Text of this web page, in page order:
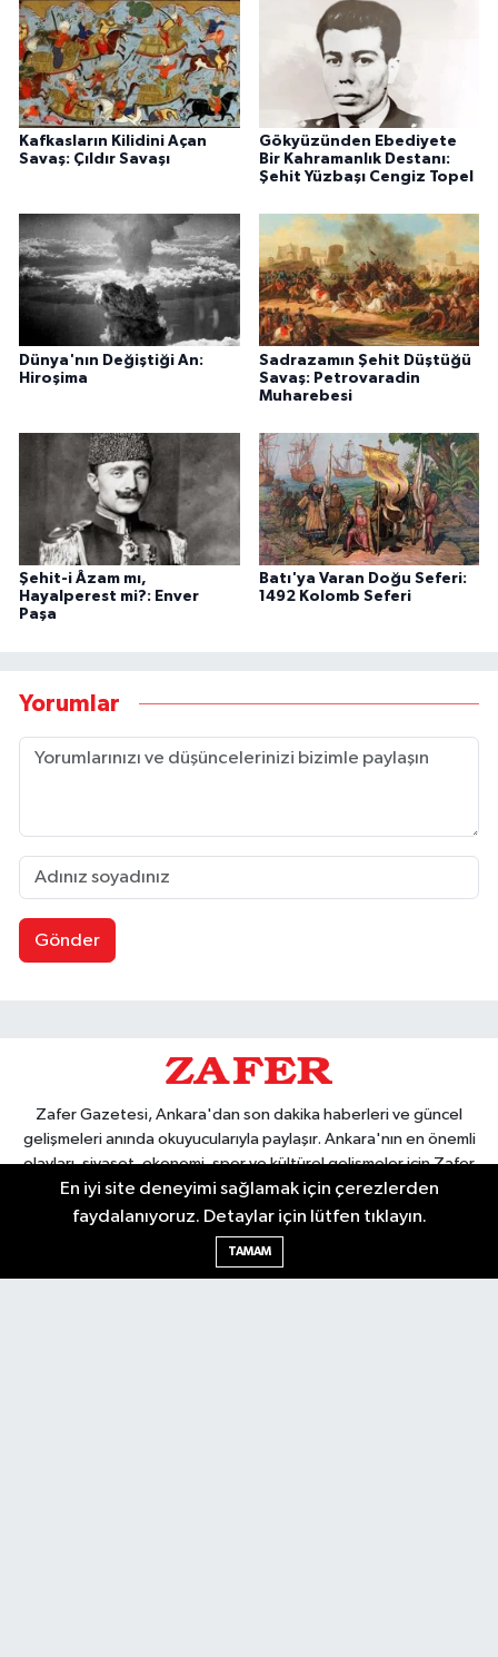
Kafkasların Kilidini Açan
Savaş: Çıldır Savaşı
Gökyüzünden Ebediyete
Bir Kahramanlık Destanı:
Şehit Yüzbaşı Cengiz Topel
Dünya'nın Değiştiği An:
Hiroşima
Sadrazamın Şehit Düştüğü
Savaş: Petrovaradin
Muharebesi
Şehit-i Âzam mı,
Hayalperest mi?: Enver
Paşa
Batı'ya Varan Doğu Seferi:
1492 Kolomb Seferi
Yorumlar
Gönder
Zafer Gazetesi, Ankara'dan son dakika haberleri ve güncel
gelişmeleri anında okuyucularıyla paylaşır. Ankara'nın en önemli
olayları, siyaset, ekonomi, spor ve kültürel gelişmeler için Zafer
Gazetesi'ni takip edin. Başkentin güvendiği haber kaynağı.
En iyi site deneyimi sağlamak için çerezlerden
faydalanıyoruz. Detaylar için lütfen tıklayın.
TAMAM